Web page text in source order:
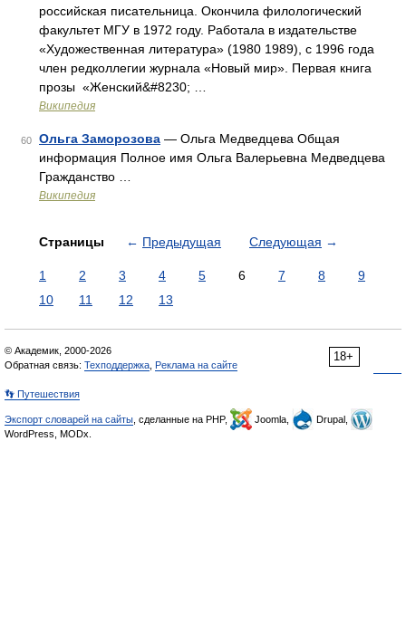
российская писательница. Окончила филологический
факультет МГУ в 1972 году. Работала в издательстве
«Художественная литература» (1980 1989), с 1996 года
член редколлегии журнала «Новый мир». Первая книга
прозы «Женский&#8230; …
Википедия
60 Ольга Заморозова — Ольга Медведцева Общая
информация Полное имя Ольга Валерьевна Медведцева
Гражданство …
Википедия
Страницы ← Предыдущая Следующая →
1 2 3 4 5 6 7 8
9
10
11 12 13
18+
© Академик, 2000-2026
Обратная связь: Техподдержка Реклама на сайте
👣 Путешествия
Экспорт словарей на сайты , сделанные на PHP, Joomla,
Drupal,
WordPress, MODx.